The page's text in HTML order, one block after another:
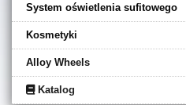
System oświetlenia sufitowego
Kosmetyki
Alloy Wheels
Katalog